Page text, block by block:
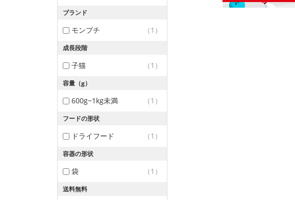
ブランド
モンプチ （1）
成長段階
子猫 （1）
容量（g）
600g~1kg未満 （1）
フードの形状
ドライフード （1）
容器の形状
袋 （1）
送料無料